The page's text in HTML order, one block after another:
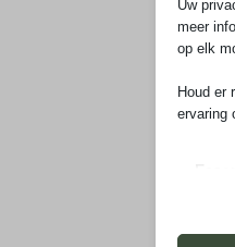
Uw
meer
op elk
Houd er
ervaring
de